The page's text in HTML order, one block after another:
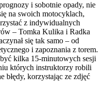
i sobotnie opady, nie
na swoich motocyklach,
z indywidualnych
– Tomka Kulika i Radka
się tak samo – od
i zapoznania z torem.
kilka 15-minutowych sesji
których instruktorzy robili
błędy, korzystając ze zdjęć